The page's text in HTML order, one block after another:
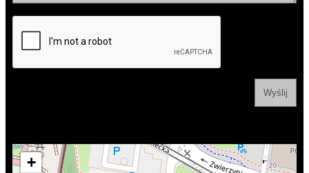
+